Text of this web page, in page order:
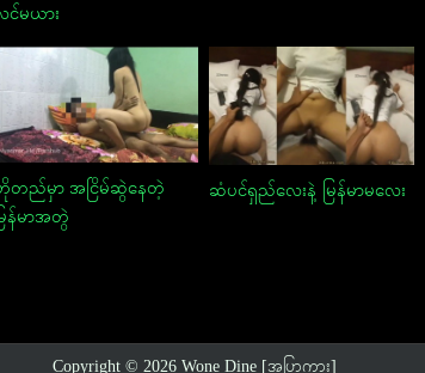
မယား
တည်မှာ အငြိမ်ဆွဲနေတဲ့
ြန်မာအတွဲ
ဆံပင်ရှည်လေးနဲ့ မြန်မာမလေး
Copyright © 2026 Wone Dine [အပြာကား]